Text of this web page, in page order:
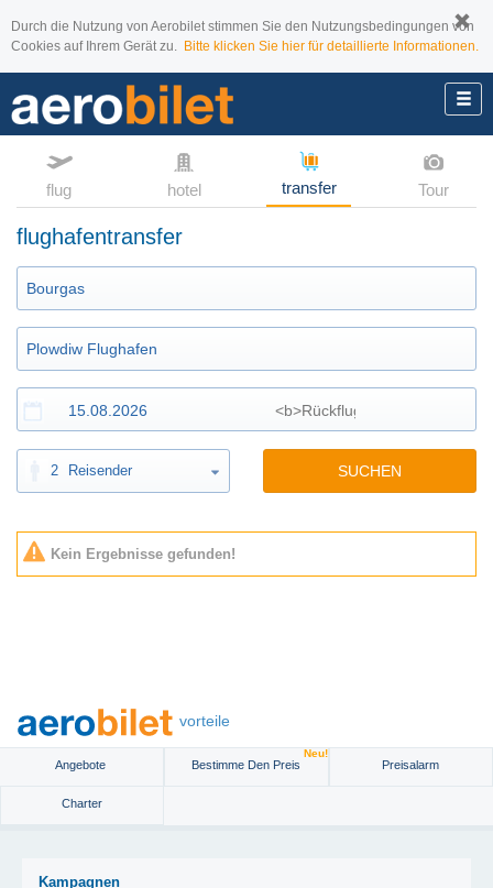
Durch die Nutzung von Aerobilet stimmen Sie den Nutzungsbedingungen von
Cookies auf Ihrem Gerät zu. Bitte klicken Sie hier für detaillierte Informationen.
flug hotel transfer Tour
flughafentransfer
2 Reisender SUCHEN
Kein Ergebnisse gefunden!
vorteile
Angebote Bestimme Den Preis
Neu!
Preisalarm
Charter
Kampagnen